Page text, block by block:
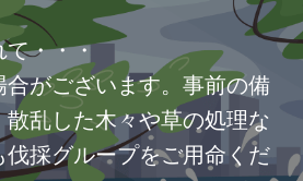
て・・・
がございます。事前の備
乱した木々や草の処理な
伐採グループをご用命くだ